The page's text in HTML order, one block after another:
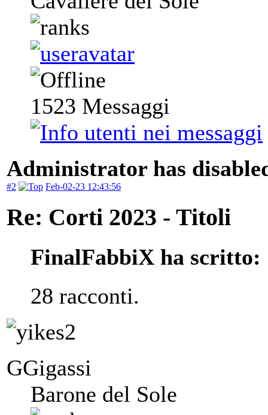
1523 Messaggi
Administrator has
#2 Feb-02-23 12:43:56
Re: Corti 2023 - Titoli
FinalFabbiX ha scritto:
28 racconti.
GGigassi
Barone del Sole